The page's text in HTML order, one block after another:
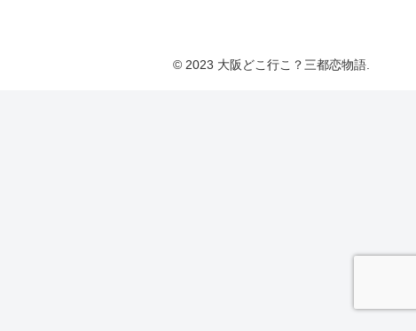
© 2023 大阪どこ行こ？三都恋物語.